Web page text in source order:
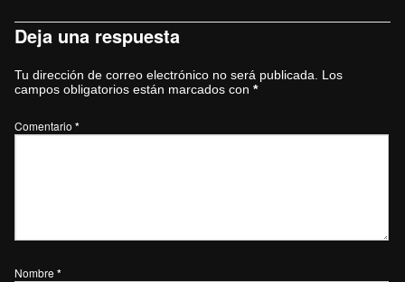
Deja una respuesta
Tu dirección de correo electrónico no será publicada.
Los
campos obligatorios están marcados con *
Comentario *
Nombre *